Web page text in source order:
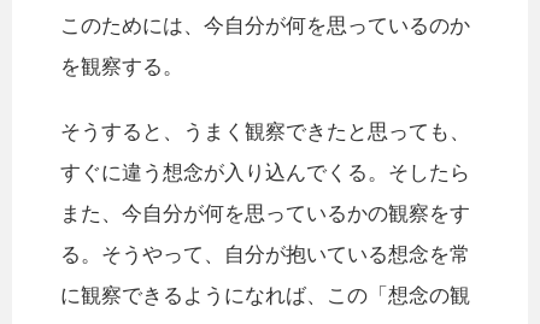
このためには、今自分が何を思っているのか
を観察する。
そうすると、うまく観察できたと思っても、
すぐに違う想念が入り込んでくる。そしたら
また、今自分が何を思っているかの観察をす
る。そうやって、自分が抱いている想念を常
に観察できるようになれば、この「想念の観